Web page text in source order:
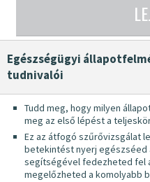
egészségügyi állapotfelmérés 2 főre kuponunk fontos
tudnivalói
Tudd meg, hogy milyen
meg az első lépést a
Ez az átfogó szűrővizsgálat
betekintést nyerj egészséed
segítségével fedezheted fel
megelőzheted a komolyabb